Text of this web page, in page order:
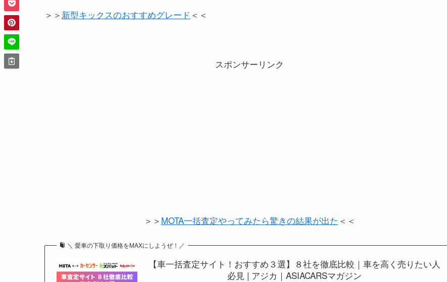
＞＞ 新型キックスのおすすめグレード ＜＜
スポンサーリンク
＞＞ MOTA一括査定やってみたら驚きの結果が出た ＜＜
＼ 愛車の下取り価格をMAXにしようぜ！／
【車一括査定サイト！おすすめ３選】８社を徹底比較｜車を高く売りたい人
必見 | アジカ｜ASIACARSマガジン